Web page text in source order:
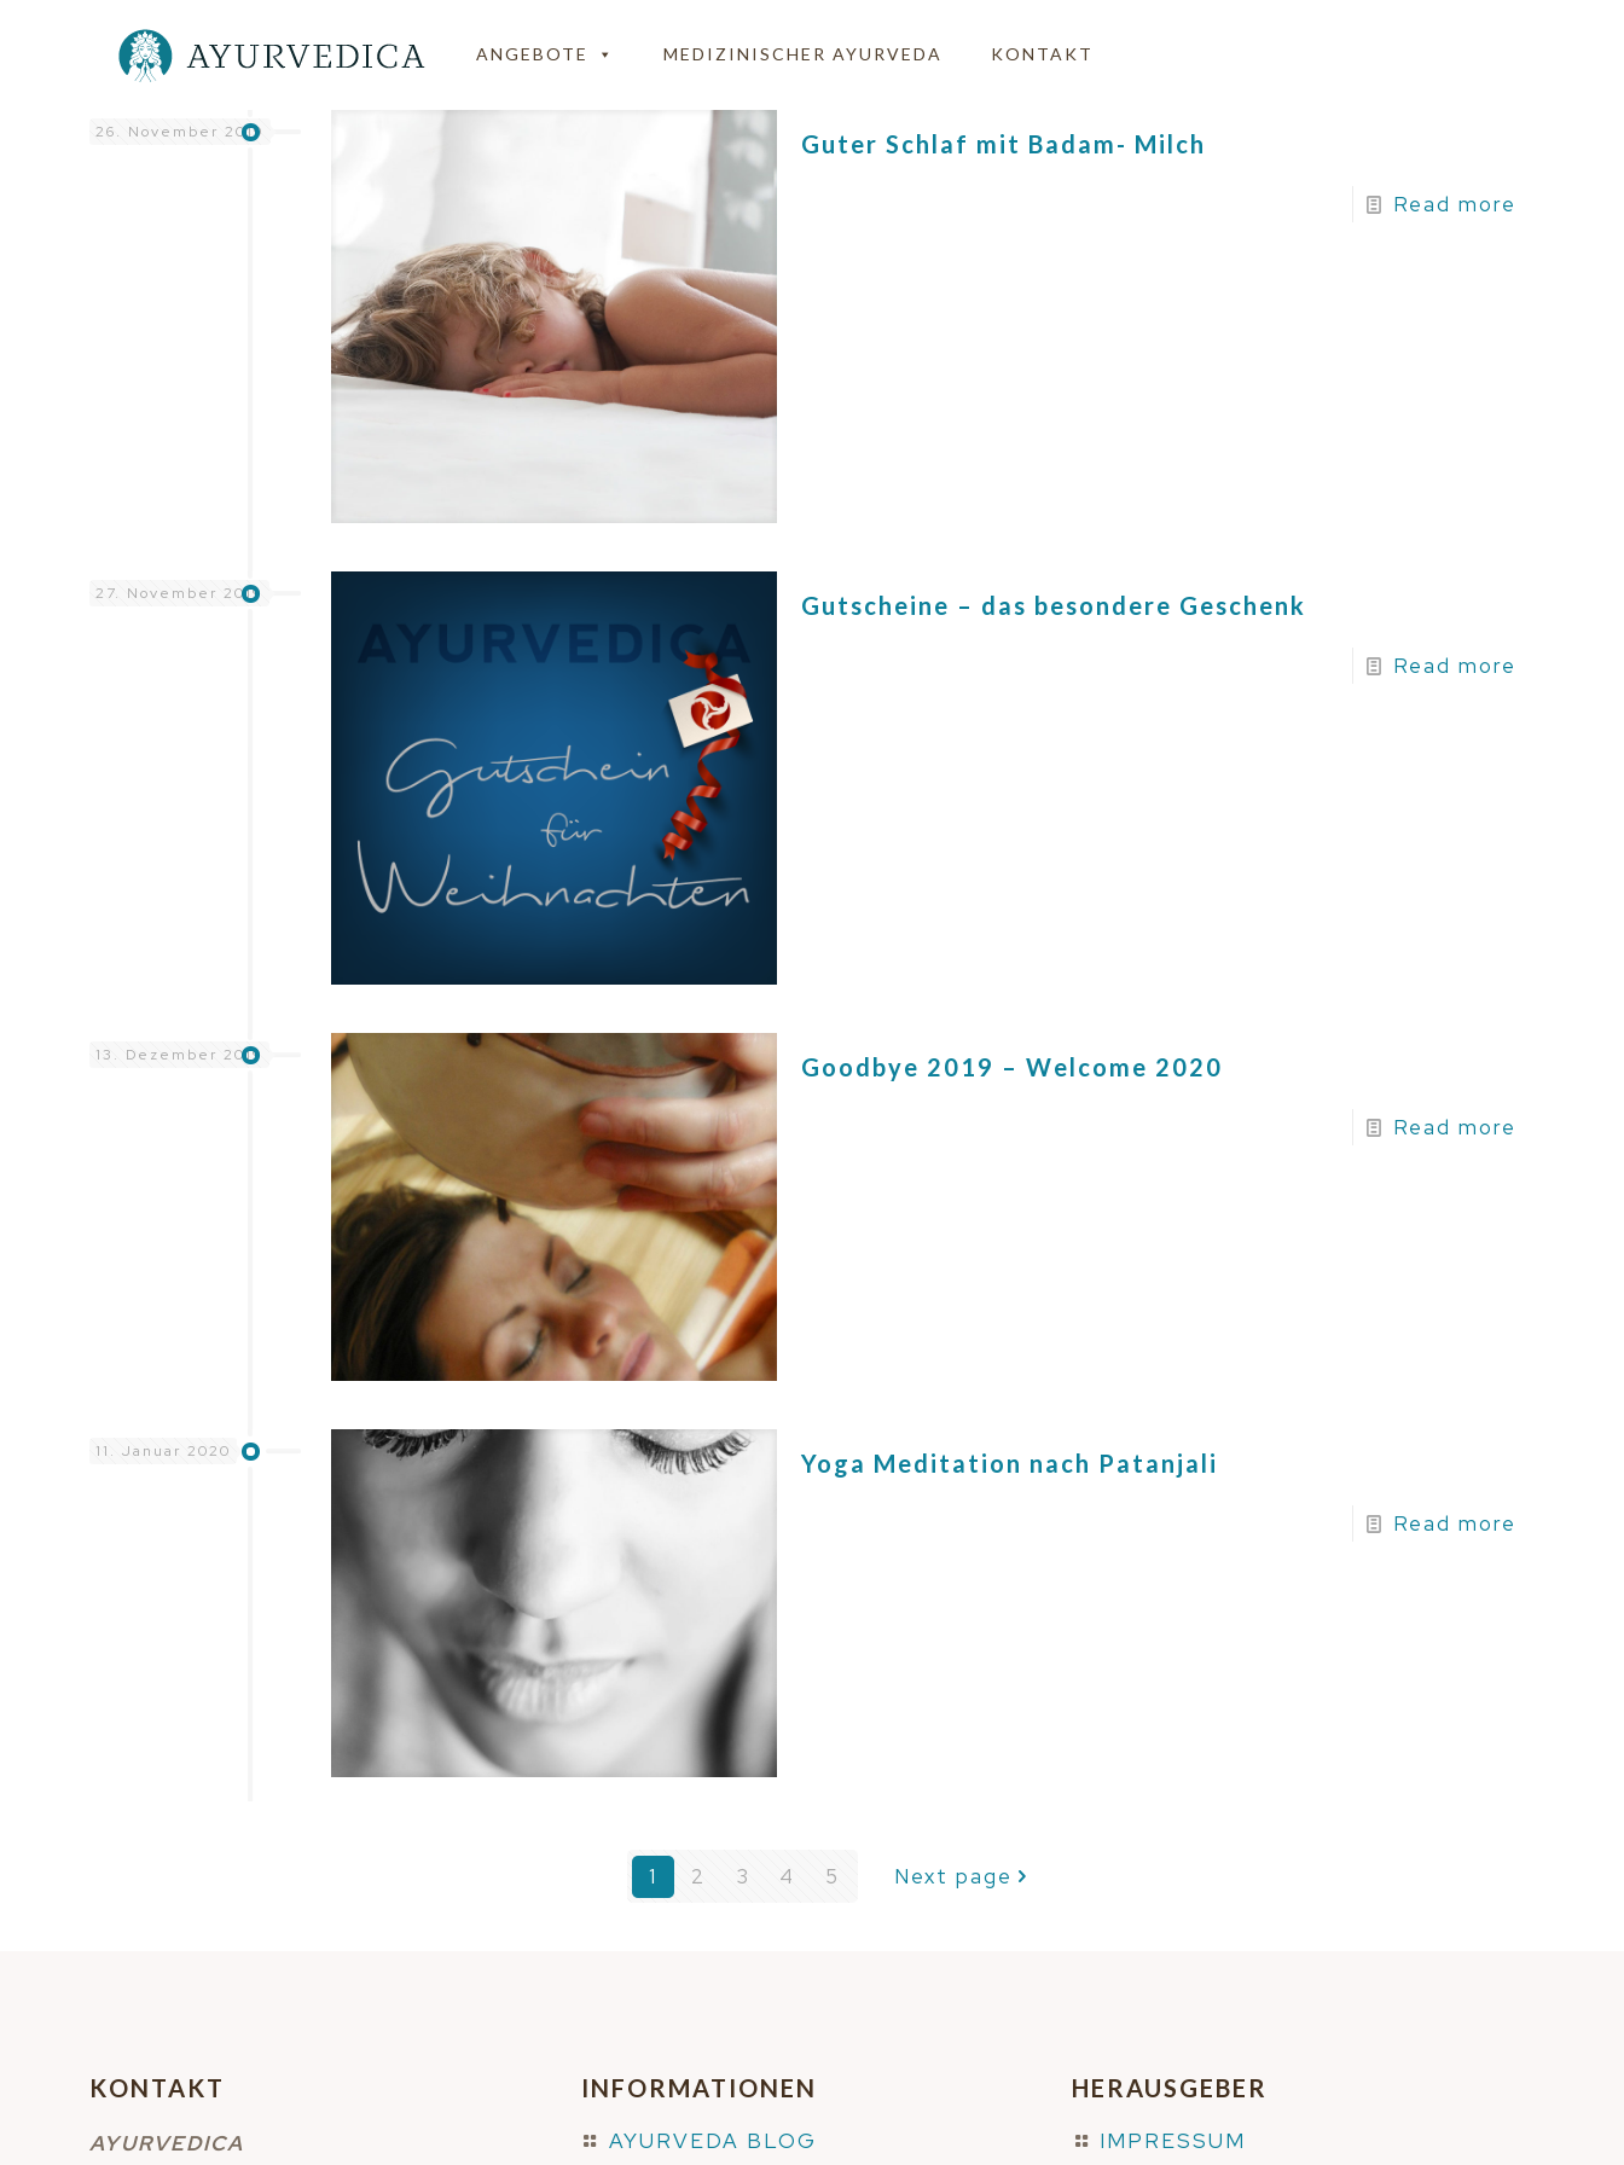
ANGEBOTE MEDIZINISCHER AYURVEDA KONTAKT
26. November 2019 Guter Schlaf mit Badam- Milch
Read more
27. November 2019 Gutscheine – das besondere Geschenk
Read more
13. Dezember 2019 Goodbye 2019 – Welcome 2020
Read more
11. Januar 2020 Yoga Meditation nach Patanjali
Read more
1 2 3 4 5 Next page
KONTAKT
AYURVEDICA
INFORMATIONEN
AYURVEDA BLOG
HERAUSGEBER
IMPRESSUM